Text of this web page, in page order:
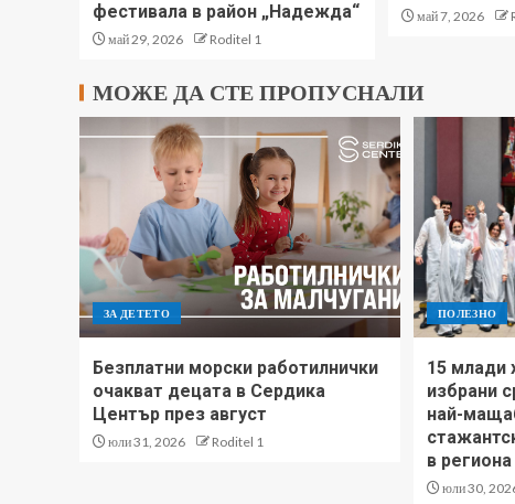
фестивала в район „Надежда“
май 29, 2026 Roditel 1
май 7, 2026
МОЖЕ ДА СТЕ ПРОПУСНАЛИ
ЗА ДЕТЕТО
Безплатни морски работилнички
очакват децата в Сердика
Център през август
юли 31, 2026 Roditel 1
ПОЛЕЗНО
15 млади
избрани
най-
в региона
юли 30,